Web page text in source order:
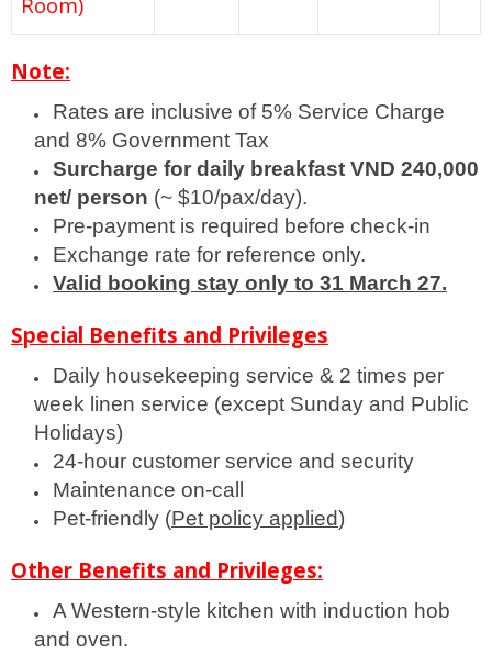
Note:
Rates are inclusive of 5% Service Charge
and 8% Government Tax
Surcharge for daily breakfast VND 240,000
net/ person (~ $10/pax/day).
Pre-payment is required before check-in
Exchange rate for reference only.
Valid booking stay only to 31 March 27.
Special Benefits and Privileges
Daily housekeeping service & 2 times per
week linen service (except Sunday and Public
Holidays)
24-hour customer service and security
Maintenance on-call
Pet-friendly (Pet policy applied)
Other Benefits and Privileges:
A Western-style kitchen with induction hob
and oven.